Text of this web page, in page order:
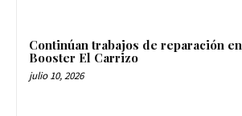
Continúan trabajos de reparación en
Booster El Carrizo
julio 10, 2026